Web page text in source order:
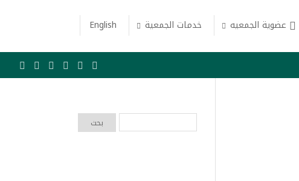
عضوية الجمعيه خدمات الجمعية English